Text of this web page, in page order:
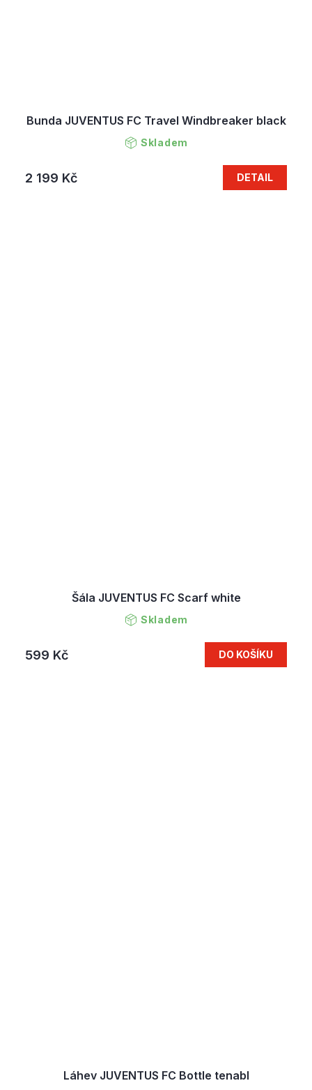
Bunda JUVENTUS FC Travel Windbreaker black
Skladem
2 199 Kč DETAIL
Šála JUVENTUS FC Scarf white
Skladem
599 Kč DO KOŠÍKU
Láhev JUVENTUS FC Bottle tenabl